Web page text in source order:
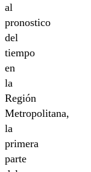
al
pronostico
del
tiempo
en
la
Región
Metropolitana,
la
primera
parte